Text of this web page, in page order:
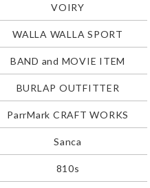
VOIRY
WALLA WALLA SPORT
BAND and MOVIE ITEM
BURLAP OUTFITTER
ParrMark CRAFT WORKS
Sanca
810s